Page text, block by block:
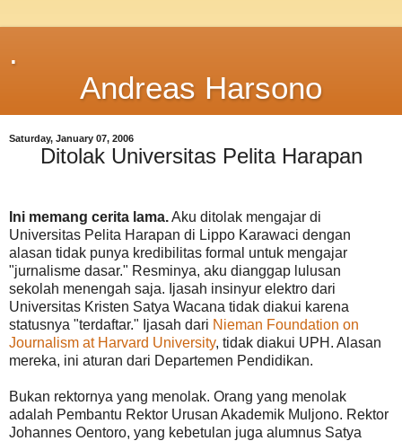
.
Andreas Harsono
Saturday, January 07, 2006
Ditolak Universitas Pelita Harapan
Ini memang cerita lama.Aku ditolak mengajar di
Universitas Pelita Harapan di Lippo Karawaci dengan
alasan tidak punya kredibilitas formal untuk mengajar
"jurnalisme dasar." Resminya, aku dianggap lulusan
sekolah menengah saja. Ijasah insinyur elektro dari
Universitas Kristen Satya Wacana tidak diakui karena
statusnya "terdaftar." Ijasah dari Nieman Foundation on
Journalism at Harvard University, tidak diakui UPH. Alasan
mereka, ini aturan dari Departemen Pendidikan.
Bukan rektornya yang menolak. Orang yang menolak
adalah Pembantu Rektor Urusan Akademik Muljono. Rektor
Johannes Oentoro, yang kebetulan juga alumnus Satya